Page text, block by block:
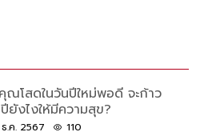
ณโสดในวันปีใหม่พอดี จะก้าว
ยังไงให้มีความสุข?
.ค. 2567 110